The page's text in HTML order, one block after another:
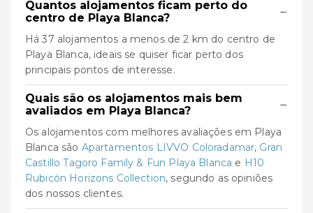
Quantos alojamentos ficam perto do
centro de Playa Blanca?
−
Há 37 alojamentos a menos de 2 km do centro de
Playa Blanca, ideais se quiser ficar perto dos
principais pontos de interesse.
Quais são os alojamentos mais bem
avaliados em Playa Blanca?
−
Os alojamentos com melhores avaliações em Playa
Blanca são Apartamentos LIVVO Coloradamar, Gran
Castillo Tagoro Family & Fun Playa Blanca e H10
Rubicón Horizons Collection, segundo as opiniões
dos nossos clientes.